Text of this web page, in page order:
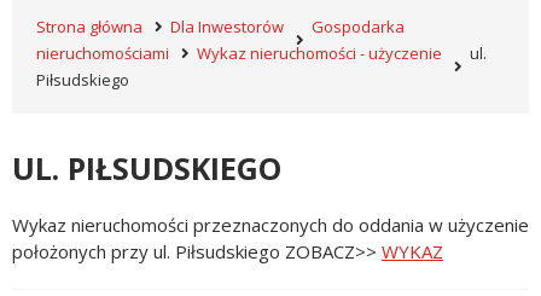
Strona główna Dla Inwestorów
Gospodarka
nieruchomościami
Wykaz nieruchomości - użyczenie
ul.
Piłsudskiego
UL. PIŁSUDSKIEGO
Wykaz nieruchomości przeznaczonych do oddania w użyczenie
położonych przy ul. Piłsudskiego ZOBACZ>> WYKAZ